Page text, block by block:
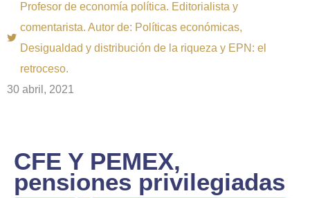
Profesor de economía política. Editorialista y
comentarista. Autor de: Políticas económicas,
Desigualdad y distribución de la riqueza y EPN: el
retroceso.
30 abril, 2021
CFE Y PEMEX,
pensiones privilegiadas